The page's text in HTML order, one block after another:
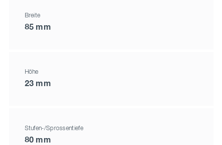
Breite
85 mm
Höhe
23 mm
Stufen-/Sprossentiefe
80 mm